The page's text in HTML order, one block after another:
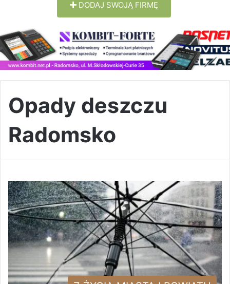
DODAJ SWOJĄ FIRMĘ
Opady deszczu
Radomsko